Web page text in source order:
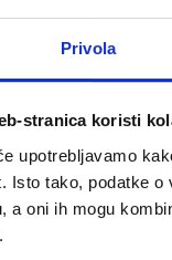
Privola
stranica koristi
upotrebljavamo
Isto tako, podatke
a oni ih mogu